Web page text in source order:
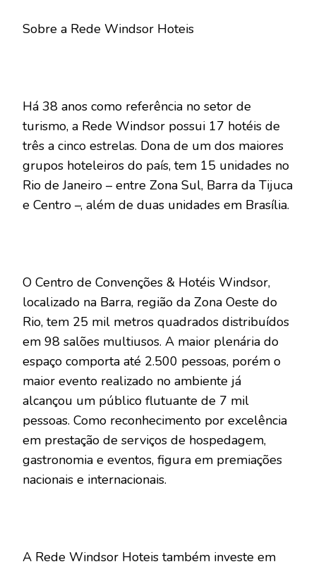
Sobre a Rede Windsor Hoteis
Há 38 anos como referência no setor de
turismo, a Rede Windsor possui 17 hotéis de
três a cinco estrelas. Dona de um dos maiores
grupos hoteleiros do país, tem 15 unidades no
Rio de Janeiro – entre Zona Sul, Barra da Tijuca
e Centro –, além de duas unidades em Brasília.
O Centro de Convenções & Hotéis Windsor,
localizado na Barra, região da Zona Oeste do
Rio, tem 25 mil metros quadrados distribuídos
em 98 salões multiusos. A maior plenária do
espaço comporta até 2.500 pessoas, porém o
maior evento realizado no ambiente já
alcançou um público flutuante de 7 mil
pessoas. Como reconhecimento por excelência
em prestação de serviços de hospedagem,
gastronomia e eventos, figura em premiações
nacionais e internacionais.
A Rede Windsor Hoteis também investe em